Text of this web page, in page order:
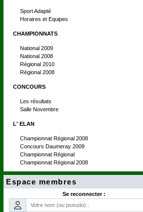
Sport Adapté
Horaires et Equipes
CHAMPIONNATS
National 2009
National 2008
Régional 2010
Régional 2008
CONCOURS
Les résultats
Salle Novembre
L' ELAN
Championnat Régional 2008
Concours Daumeray 2009
Championnat Régional
Championnat Régional 2008
Espace membres
Se reconnecter :